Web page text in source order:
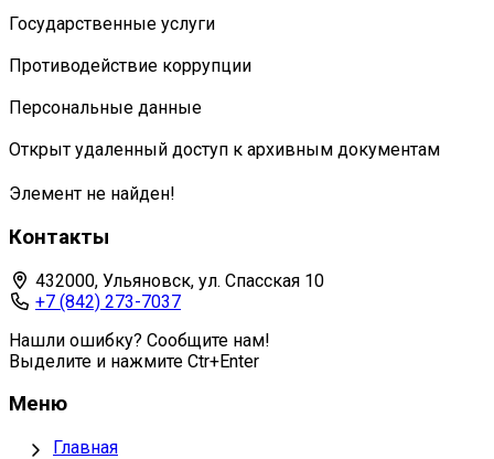
Государственные услуги
Противодействие коррупции
Персональные данные
Открыт удаленный доступ к архивным документам
Элемент не найден!
Контакты
432000, Ульяновск, ул. Спасская 10
+7 (842) 273-7037
Нашли ошибку? Сообщите нам!
Выделите и нажмите Ctr+Enter
Меню
Главная